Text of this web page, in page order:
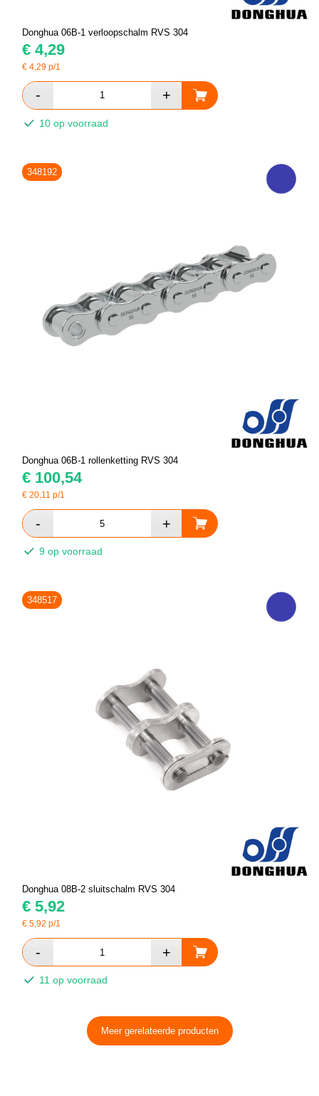
Donghua 06B-1 verloopschalm RVS 304
€ 4,29
€4,29 p/1
10 op voorraad
348192
Donghua 06B-1 rollenketting RVS 304
€ 100,54
€20,11 p/1
9 op voorraad
348517
Donghua 08B-2 sluitschalm RVS 304
€ 5,92
€5,92 p/1
11 op voorraad
Meer gerelateerde producten